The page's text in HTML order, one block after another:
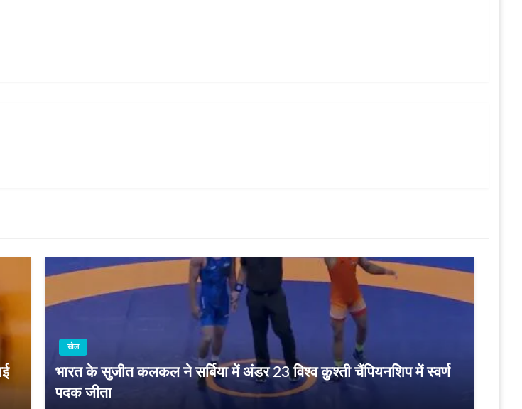
खेल
भारत के सुजीत कलकल ने सर्बिया में अंडर 23 विश्व कुश्ती चैंपियनशिप में स्वर्ण
पदक जीता